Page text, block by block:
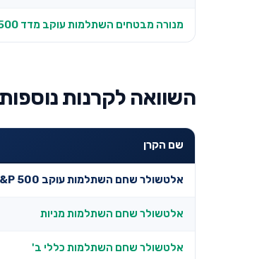
מנורה מבטחים השתלמות עוקב מדד S&P500
השוואה לקרנות
שם הקרן
אלטשולר שחם השתלמות עוקב S&P 500
אלטשולר שחם השתלמות מניות
אלטשולר שחם השתלמות כללי ב'